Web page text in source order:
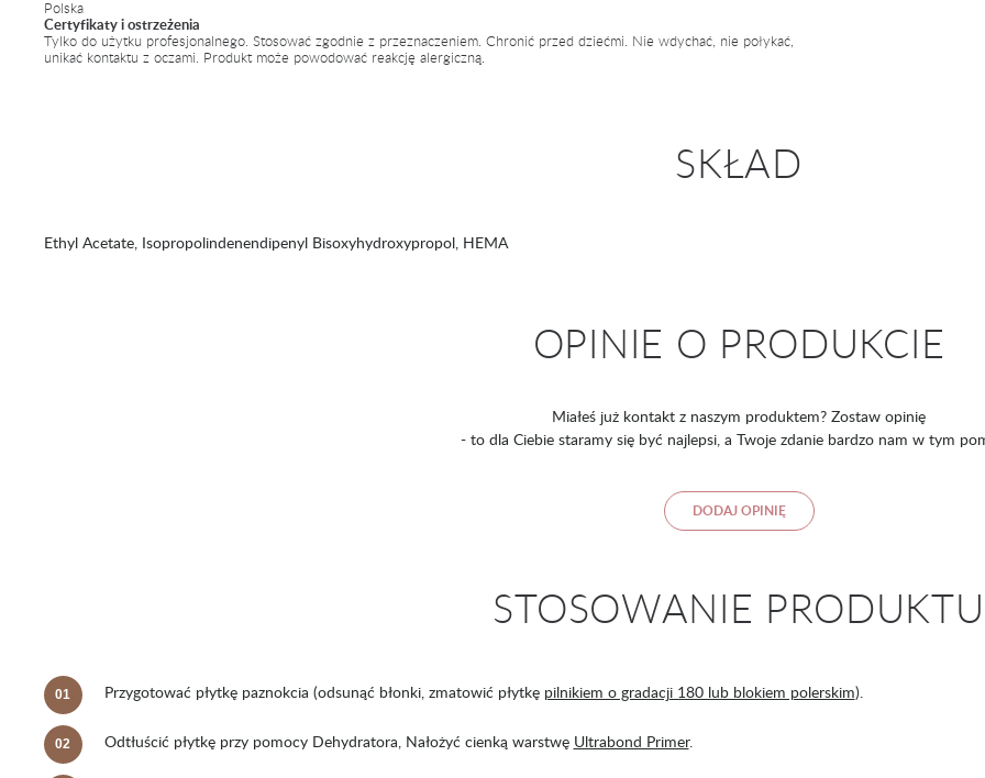
Polska
Certyfikaty i ostrzeżenia
Tylko do użytku profesjonalnego. Stosować zgodnie z przeznaczeniem. Chronić przed dziećmi. Nie wdychać, nie połykać,
unikać kontaktu z oczami. Produkt może powodować reakcję alergiczną.
SKŁAD
Ethyl Acetate, Isopropolindenendipenyl Bisoxyhydroxypropol, HEMA
OPINIE O PRODUKCIE
Miałeś już kontakt z naszym produktem? Zostaw opinię
- to dla Ciebie staramy się być najlepsi, a Twoje zdanie bardzo nam w tym
DODAJ OPINIĘ
STOSOWANIE PRODUKTU
Przygotować płytkę paznokcia (odsunąć błonki, zmatowić płytkę pilnikiem o gradacji 180 lub blokiem polerskim).
Odtłuścić płytkę przy pomocy Dehydratora, Nałożyć cienką warstwę Ultrabond Primer.